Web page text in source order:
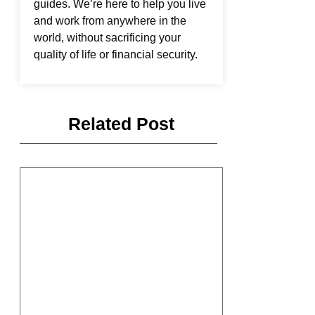
guides. We’re here to help you live
and work from anywhere in the
world, without sacrificing your
quality of life or financial security.
Related Post